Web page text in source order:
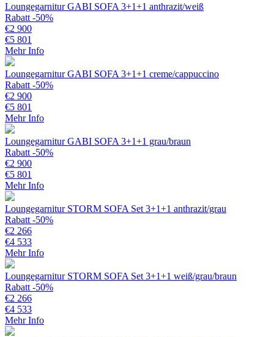
Loungegarnitur GABI SOFA 3+1+1 anthrazit/weiß
Rabatt -50%
€2 900
€5 801
Mehr Info
Loungegarnitur GABI SOFA 3+1+1 creme/cappuccino
Rabatt -50%
€2 900
€5 801
Mehr Info
Loungegarnitur GABI SOFA 3+1+1 grau/braun
Rabatt -50%
€2 900
€5 801
Mehr Info
Loungegarnitur STORM SOFA Set 3+1+1 anthrazit/grau
Rabatt -50%
€2 266
€4 533
Mehr Info
Loungegarnitur STORM SOFA Set 3+1+1 weiß/grau/braun
Rabatt -50%
€2 266
€4 533
Mehr Info